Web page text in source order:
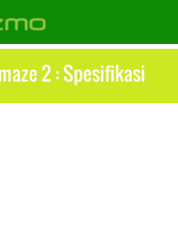
2 : Spesifikasi